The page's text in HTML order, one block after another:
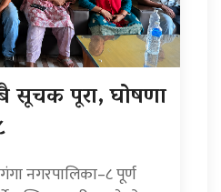
सूचक पूरा, घोषणा
नगरपालिका–८ पूर्ण